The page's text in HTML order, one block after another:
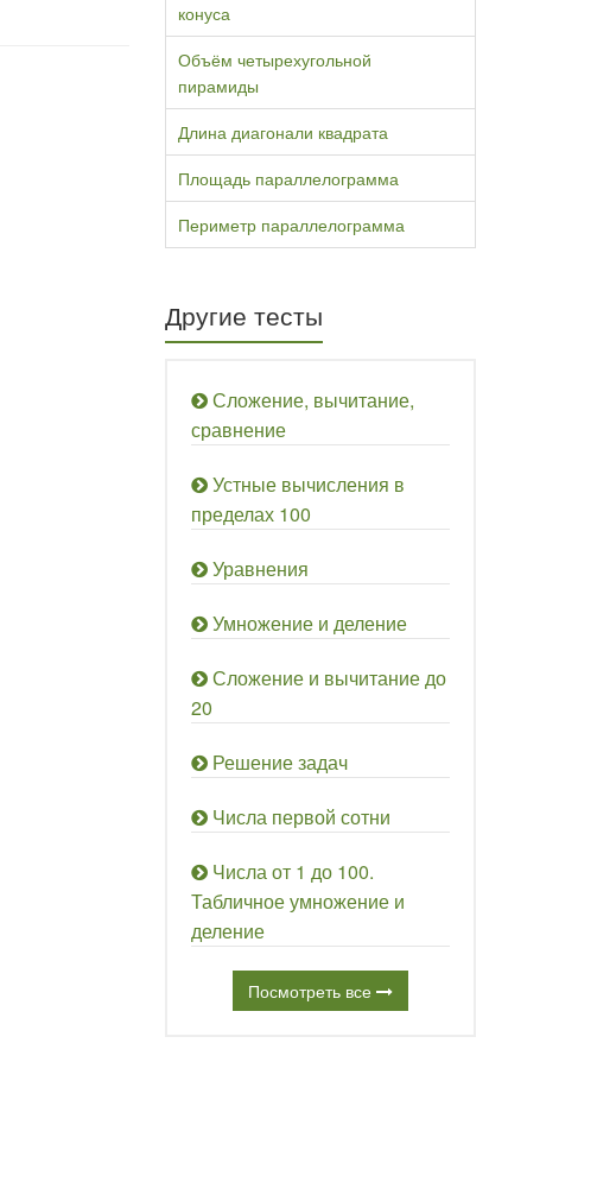
конуса
Объём четырехугольной
пирамиды
Длина диагонали квадрата
Площадь параллелограмма
Периметр параллелограмма
Другие тесты
Сложение, вычитание,
сравнение
Устные вычисления в
пределах 100
Уравнения
Умножение и деление
Сложение и вычитание до
20
Решение задач
Числа первой сотни
Числа от 1 до 100.
Табличное умножение и
деление
Посмотреть все